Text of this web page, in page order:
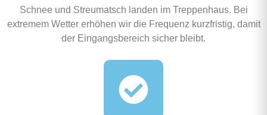
Schnee und Streumatsch landen im Treppenhaus. Bei
extremem Wetter erhöhen wir die Frequenz kurzfristig, damit
der Eingangsbereich sicher bleibt.